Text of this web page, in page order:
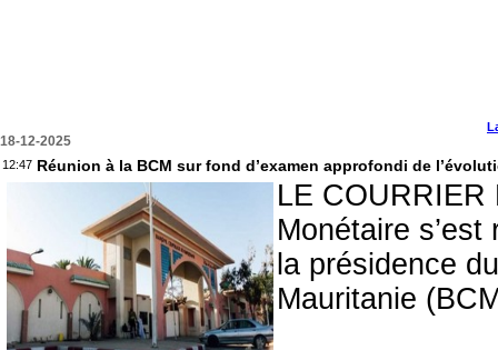
18-12-2025
12:47 Réunion à la BCM sur fond d’examen approfondi de
LE COURRIER
Monétaire
la présidence
Mauritanie